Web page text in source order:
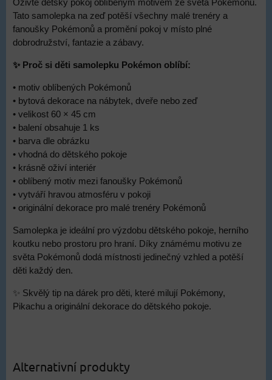
Oživte dětský pokoj oblíbeným motivem ze světa Pokémonů.
Tato samolepka na zeď potěší všechny malé trenéry a
fanoušky Pokémonů a promění pokoj v místo plné
dobrodružství, fantazie a zábavy.
✨ Proč si děti samolepku Pokémon oblíbí:
• motiv oblíbených Pokémonů
• bytová dekorace na nábytek, dveře nebo zeď
• velikost 60 × 45 cm
• balení obsahuje 1 ks
• barva dle obrázku
• vhodná do dětského pokoje
• krásně oživí interiér
• oblíbený motiv mezi fanoušky Pokémonů
• vytváří hravou atmosféru v pokoji
• originální dekorace pro malé trenéry Pokémonů
Samolepka je ideální pro výzdobu dětského pokoje, herního
koutku nebo prostoru pro hraní. Díky známému motivu ze
světa Pokémonů dodá místnosti jedinečný vzhled a potěší
děti každý den.
✨ Skvělý tip na dárek pro děti, které milují Pokémony,
Pikachu a originální dekorace do dětského pokoje.
Alternativní produkty